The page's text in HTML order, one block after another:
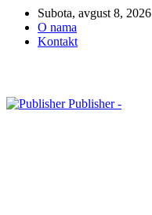
Subota, avgust 8, 2026
O nama
Kontakt
Publisher -